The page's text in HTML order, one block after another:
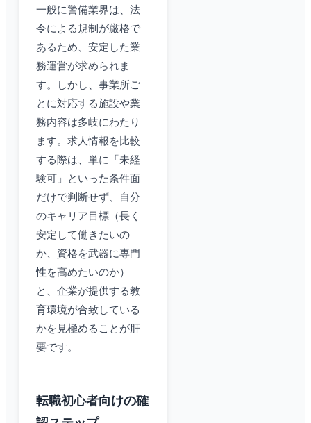
一般に警備業界は、法
令による規制が厳格で
あるため、安定した業
務運営が求められま
す。しかし、事業所ご
とに対応する施設や業
務内容は多岐にわたり
ます。求人情報を比較
する際は、単に「未経
験可」といった条件面
だけで判断せず、自分
のキャリア目標（長く
安定して働きたいの
か、資格を武器に専門
性を高めたいのか）
と、企業が提供する教
育環境が合致している
かを見極めることが肝
要です。
転職初心者向けの確